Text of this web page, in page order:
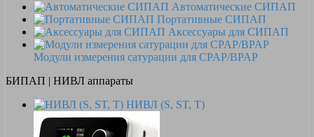
Автоматические СИПАП
Портативные СИПАП
Аксессуары для СИПАП
Модули измерения сатурации для CPAP/BPAP
БИПАП | НИВЛ аппараты
НИВЛ (S, ST, T)